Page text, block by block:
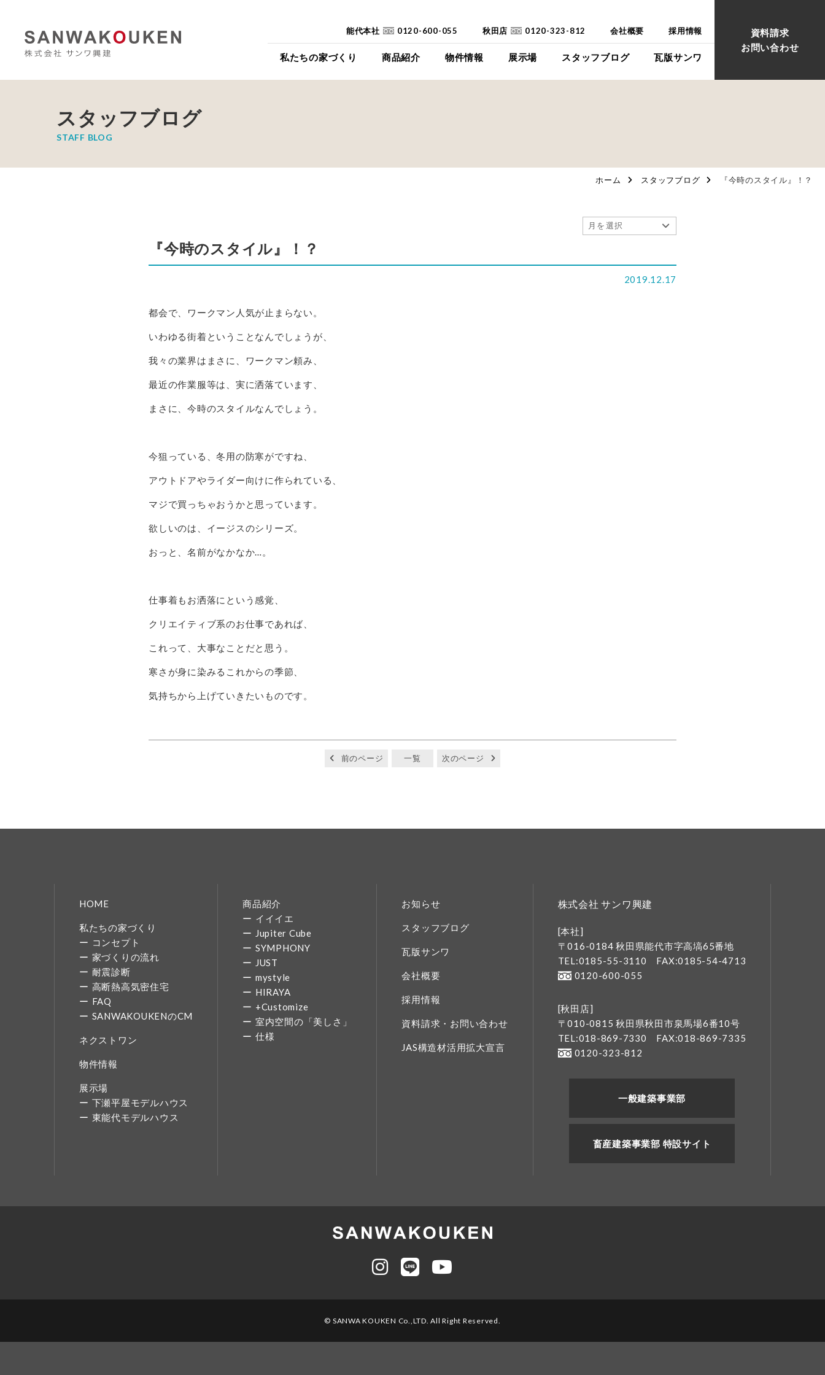
私たちの家づくり
コンセプト
商品紹介
イイイエ
物件情報 展示場
下瀬平屋モデルハウス
スタッフブログ 瓦版サンワ
会社概要 採用情報
能代本社 0120-600-055 秋田店 0120-323-812
資料請求
お問い合わせ
スタッフブログ
STAFF BLOG
ホーム スタッフブログ 『今時のスタイル』！？
『今時のスタイル』！？
2019.12.17
都会で、ワークマン人気が止まらない。
いわゆる街着ということなんでしょうが、
我々の業界はまさに、ワークマン頼み、
最近の作業服等は、実に洒落ています、
まさに、今時のスタイルなんでしょう。
今狙っている、冬用の防寒がですね、
アウトドアやライダー向けに作られている、
マジで買っちゃおうかと思っています。
欲しいのは、イージスのシリーズ。
おっと、名前がなかなか…。
仕事着もお洒落にという感覚、
クリエイティブ系のお仕事であれば、
これって、大事なことだと思う。
寒さが身に染みるこれからの季節、
気持ちから上げていきたいものです。
前のページ 一覧 次のページ
HOME
私たちの家づくり
コンセプト
家づくりの流れ
耐震診断
高断熱高気密住宅
FAQ
SANWAKOUKENのCM
ネクストワン
物件情報
展示場
下瀬平屋モデルハウス
東能代モデルハウス
商品紹介
イイイエ
Jupiter Cube
SYMPHONY
JUST
mystyle
HIRAYA
+Customize
室内空間の「美しさ」
仕様
お知らせ
スタッフブログ
瓦版サンワ
会社概要
採用情報
資料請求・お問い合わせ
JAS構造材活用拡大宣言
株式会社 サンワ興建
[本社]
〒016-0184 秋田県能代市字高塙65番地
TEL:0185-55-3110
FAX:0185-54-4713
0120-600-055
[秋田店]
〒010-0815 秋田県秋田市泉馬場6番10号
TEL:018-869-7330
FAX:018-869-7335
0120-323-812
一般建築事業部
畜産建築事業部 特設サイト
© SANWA KOUKEN Co.,LTD. All Right Reserved.